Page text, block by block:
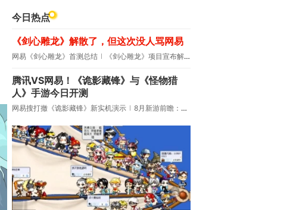
今日热点
《剑心雕龙》解散了，但这次没人骂网易
网易《剑心雕龙》首测总结 《剑心雕龙》项目宣布解散
腾讯VS网易！《诡影藏锋》与《怪物猎
人》手游今日开测
网易搜打撤《诡影藏锋》新实机演示 8月新游前瞻：《诡秘之主》领衔